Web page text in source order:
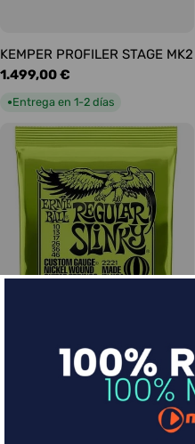
KEMPER PROFILER STAGE MK2
Precio
habitual
1.499,00 €
●Entrega en 1-2 días
Slinky Regular 10-46